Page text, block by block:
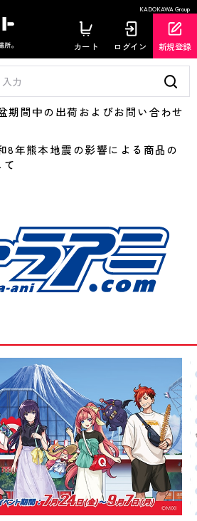
KADOKAWA Group
カート ログイン 新規登録
間中の出荷およびお問い合わせ
熊本地震の影響による商品の